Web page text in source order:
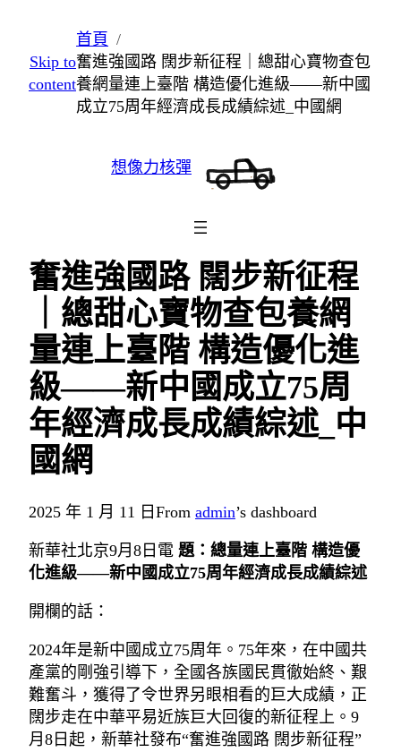
至
主
Skip to
content
首頁
奮進強國路 闊步新征程｜總甜心寶物查包
養網量連上臺階 構造優化進級——新中國
成立75周年經濟成長成績綜述_中國網
想像力核彈
奮進強國路 闊步新征程
｜總甜心寶物查包養網
量連上臺階 構造優化進
級——新中國成立75周
年經濟成長成績綜述_中
國網
2025 年 1 月 11 日 From admin’s dashboard
新華社北京9月8日電 題：總量連上臺階 構造優
化進級——新中國成立75周年經濟成長成績綜述
開欄的話：
2024年是新中國成立75周年。75年來，在中國共
產黨的剛強引導下，全國各族國民貫徹始終、艱
難奮斗，獲得了令世界另眼相看的巨大成績，正
闊步走在中華平易近族巨大回復的新征程上。9
月8日起，新華社發布“奮進強國路 闊步新征程”